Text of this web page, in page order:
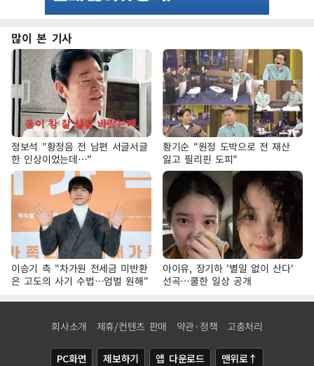
많이 본 기사
정보석 "황정음 전 남편 서글서글
한 인상이었는데…"
황기순 "원정 도박으로 전 재산
잃고 필리핀 도피"
이승기 측 "차가원 전세금 미반환
은 고도의 사기 수법…엄벌 원해"
아이유, 장기하 '별일 없이 산다'
선곡…쿨한 일상 공개
회사소개 제휴/컨텐츠 판매 약관·정책 고충처리
PC화면 제보하기 앱 다운로드 맨위로↑